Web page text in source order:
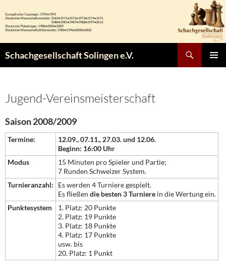
Inhalt
springen
Schachgesellschaft Solingen e.V.
Jugend-Vereinsmeisterschaft
Saison 2008/2009
Termine:
12.09., 07.11., 27.03. und 12.06.
Beginn: 16:00 Uhr
Modus
15 Minuten pro Spieler und Partie;
7 Runden Schweizer System.
Turnieranzahl:
Es werden 4 Turniere gespielt.
Es fließen die besten 3 Turniere in die Wertung ein.
Punktesystem
1. Platz: 20 Punkte
2. Platz: 19 Punkte
3. Platz: 18 Punkte
4. Platz: 17 Punkte
usw. bis
20. Platz: 1 Punkt